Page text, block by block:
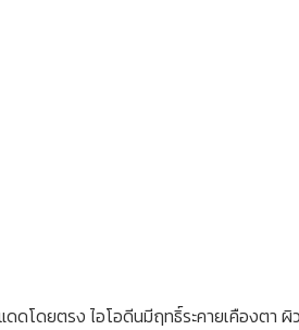
ดโดยตรง ไอโอดีนมีฤทธิ์ระคายเคืองตา